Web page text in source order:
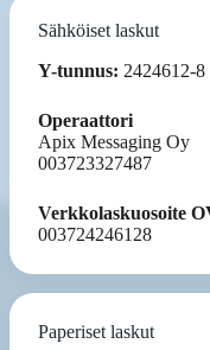
Sähköiset laskut
Y-tunnus: 2424612-8
Operaattori
Apix Messaging Oy
003723327487
Verkkolaskuosoite
003724246128
Paperiset laskut